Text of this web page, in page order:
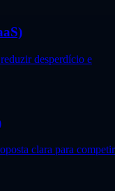
desperdício e
clara para competir